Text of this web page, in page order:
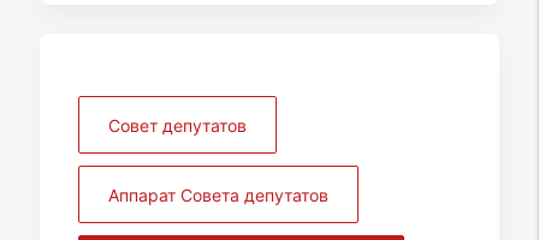
Совет депутатов
Аппарат Совета депутатов